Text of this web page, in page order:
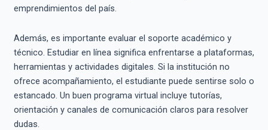
emprendimientos del país.
Además, es importante evaluar el soporte académico y
técnico. Estudiar en línea significa enfrentarse a plataformas,
herramientas y actividades digitales. Si la institución no
ofrece acompañamiento, el estudiante puede sentirse solo o
estancado. Un buen programa virtual incluye tutorías,
orientación y canales de comunicación claros para resolver
dudas.